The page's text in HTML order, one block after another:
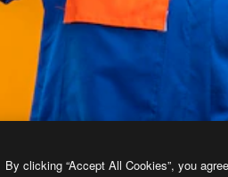
By clicking “Accept All Cookies”, you